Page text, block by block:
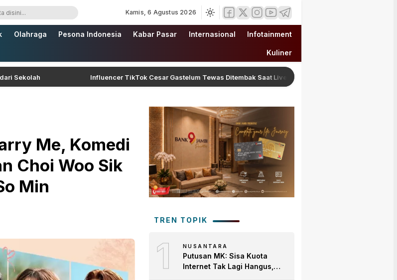
Kamis, 6 Agustus 2026
Olahraga Pesona Indonesia Kabar Pasar Internasional Infotainment
Kuliner
Influencer TikTok Cesar Gastelum Tewas Ditembak Saat Live Streaming di Meksiko, Polisi Selidiki
Me, Komedi
Choi Woo Sik
Min
TREN TOPIK
1 NUSANTARA
Putusan MK: Sisa Kuota
Internet Tak Lagi Hangus,